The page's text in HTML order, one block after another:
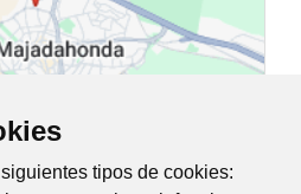
tipos de cookies:
34, Majadahonda